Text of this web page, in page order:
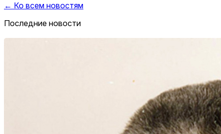
← Ко всем новостям
Последние новости